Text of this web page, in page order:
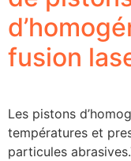
fusion
Les pistons
températures et
particules